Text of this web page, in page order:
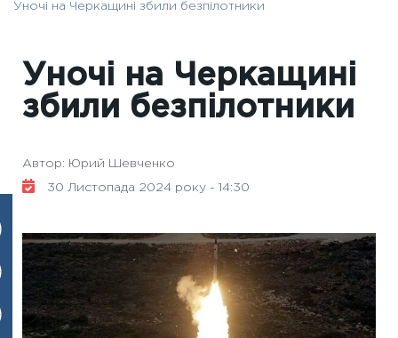
Уночі на Черкащині збили безпілотники
Уночі на Черкащині
збили безпілотники
Автор: Юрий Шевченко
30 Листопада 2024 року - 14:30